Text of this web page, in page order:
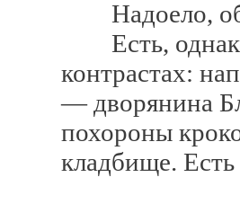
Надоело,
Есть,
контрастах:
— дворянина
похороны
кладбище.